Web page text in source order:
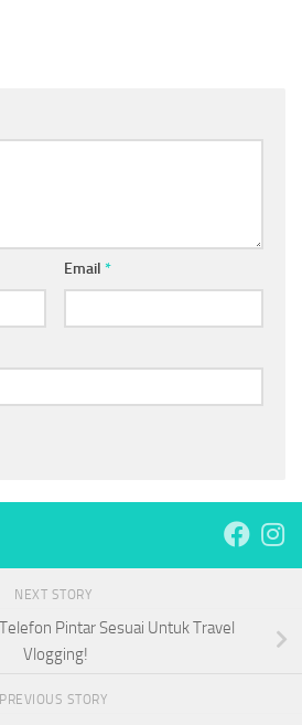
Email *
NEXT STORY
Pintar Sesuai Untuk Travel
Vlogging!
PREVIOUS STORY